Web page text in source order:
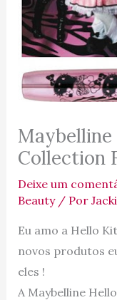
Collection
Deixe um
Beauty/ Por
Eu amo a Hello
novos produtos
eles !
A Maybelline